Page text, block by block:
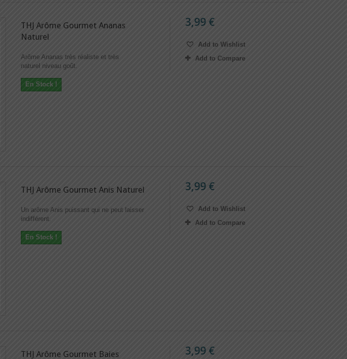
THJ Arôme Gourmet Ananas
Naturel
Arôme Ananas très réaliste et très
naturel niveau goût.
En Stock !
3,99 €
Add to Wishlist
Add to Compare
THJ Arôme Gourmet Anis Naturel
Un arôme Anis puissant qui ne peut laisser
indifférent.
En Stock !
3,99 €
Add to Wishlist
Add to Compare
THJ Arôme Gourmet Baies
3,99 €